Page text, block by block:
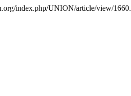
index.php/UNION/article/view/1660.